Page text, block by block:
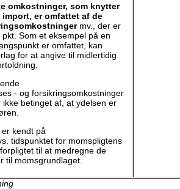
omkostninger, som knytter
er omfattet af de
mv., der er
Som et eksempel på en
er omfattet, kan
for at angive til midlertidig
- og forsikringsomkostninger
betinget af, at ydelsen er
kendt på
tidspunktet for momspligtens
til at medregne de
til momsgrundlaget.